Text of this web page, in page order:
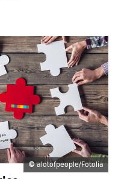
©alotofpeople/Fotolia